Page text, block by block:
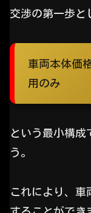
交渉の第一歩と
車両本体価
用のみ
という最小構成
う。
これにより、車